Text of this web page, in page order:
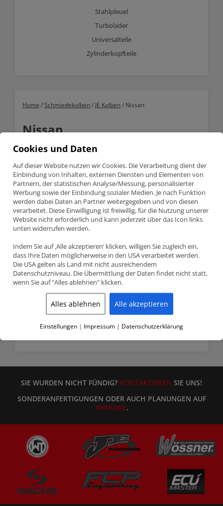
Stahlpleuel
Turbolader
Universalteile
Zylinderkopfteile
Home /Schmiedekolben/ JE Kolben/ Nissan
Nissan
Showing the single result
Nissan GT-R 3.8 VR38DETT JE
Pistons Schmiedekolben CR
9.1 95.50mm 321269
SIE WURDEN NICHT FÜNDIG? KONTAKTIEREN SIE UNS!
SONDERANFERTIGUNGEN ODER AUCH PLANUNGEN AUF
ANFRAGE.
Cookies und Daten
Auf dieser Website nutzen wir Cookies. Die Verarbeitung dient der
Einbindung von Inhalten, externen Diensten und Elementen von
Partnern, der statistischen Analyse/Messung, personalisierter
Werbung sowie der Einbindung sozialer Medien. Je nach Funktion
werden dabei Daten an Partner weitergegeben und von diesen
verarbeitet. Diese Einwilligung ist freiwillig, für die Nutzung unserer
Website nicht erforderlich und kann jederzeit über das Icon links
unten widerrufen werden.
Indem Sie auf ‚Alle akzeptieren‘ klicken, willigen Sie zugleich ein,
dass Ihre Daten möglicherweise in den USA verarbeitet werden.
Die USA gelten als Land mit nicht ausreichendem
Datenschutzniveau. Die Übermittlung der Daten findet nicht statt,
wenn Sie auf "Alles ablehnen" klicken.
Alles ablehnen Alle akzeptieren
Einstellungen | Impressum | Datenschutzerklärung